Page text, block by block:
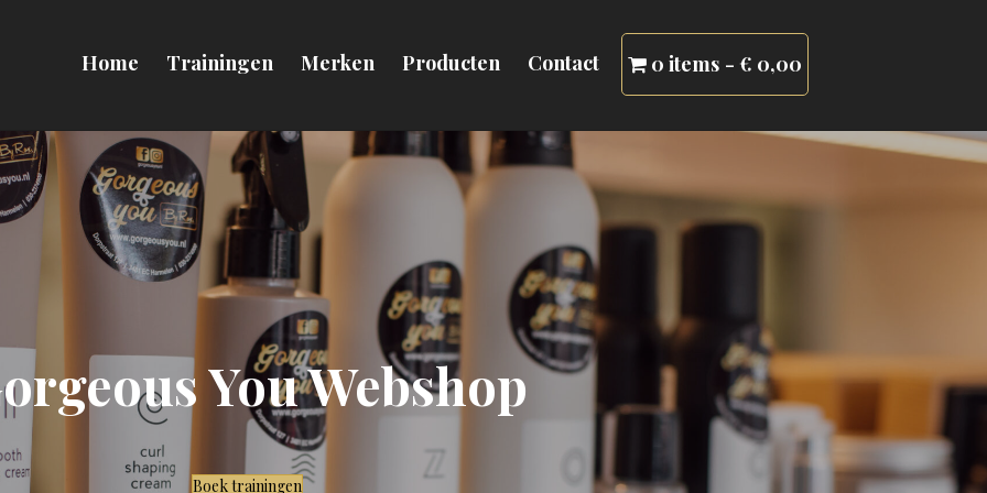
Home Trainingen Merken Producten Contact 0 items € 0,00
You Webshop
Boek trainingen